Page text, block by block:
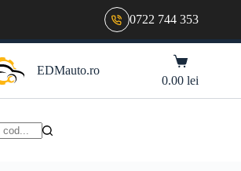
0722 744 353
EDMauto.ro
Coș
de
cumpărături
0.00lei